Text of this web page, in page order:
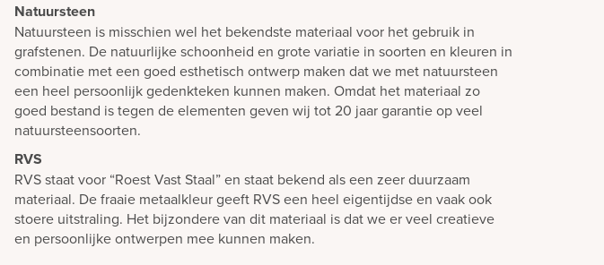
Natuursteen
Natuursteen is misschien wel het bekendste materiaal voor het gebruik in
grafstenen. De natuurlijke schoonheid en grote variatie in soorten en kleuren in
combinatie met een goed esthetisch ontwerp maken dat we met natuursteen
een heel persoonlijk gedenkteken kunnen maken. Omdat het materiaal zo
goed bestand is tegen de elementen geven wij tot 20 jaar garantie op veel
natuursteensoorten.
RVS
RVS staat voor “Roest Vast Staal” en staat bekend als een zeer duurzaam
materiaal. De fraaie metaalkleur geeft RVS een heel eigentijdse en vaak ook
stoere uitstraling. Het bijzondere van dit materiaal is dat we er veel creatieve
en persoonlijke ontwerpen mee kunnen maken.